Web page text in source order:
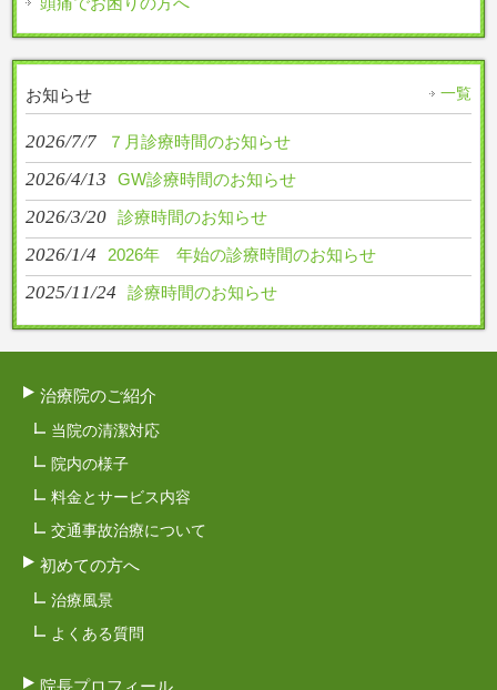
お知らせ 一覧
2026/7/7 ７月診療時間のお知らせ
2026/4/13 GW診療時間のお知らせ
2026/3/20 診療時間のお知らせ
2026/1/4 2026年 年始の診療時間のお知らせ
2025/11/24 診療時間のお知らせ
治療院のご紹介
当院の清潔対応
院内の様子
料金とサービス内容
交通事故治療について
初めての方へ
治療風景
よくある質問
院長プロフィール